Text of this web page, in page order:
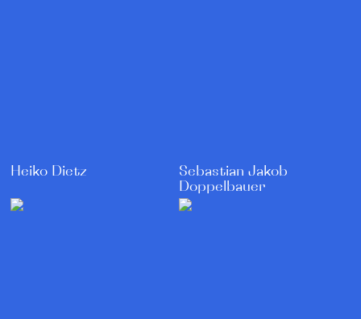
Heiko Dietz
Sebastian Jakob
Doppelbauer